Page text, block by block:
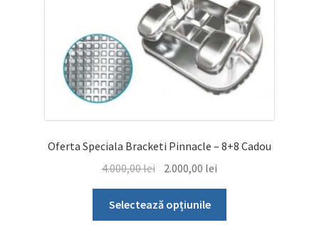
Oferta Speciala Bracketi Pinnacle – 8+8 Cadou
4.000,00lei Prețul
a
fost:
2.000,00 lei
2.000,00 lei.
Selectează opțiunile